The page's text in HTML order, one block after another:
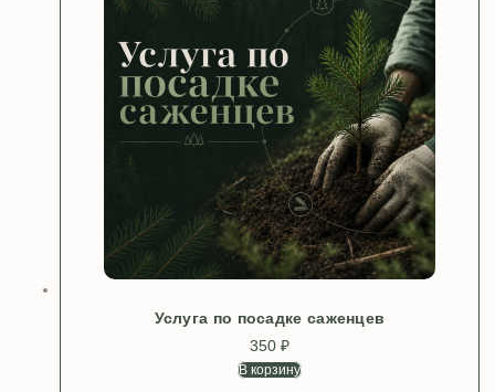
Услуга по посадке саженцев
350 ₽
В корзину